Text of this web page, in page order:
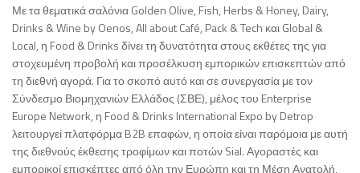
Με τα θεματικά σαλόνια Golden Olive, Fish, Herbs & Honey, Dairy,
Drinks & Wine by Oenos, All about Café, Pack & Tech και Global &
Local, η Food & Drinks δίνει τη δυνατότητα στους εκθέτες της για
στοχευμένη προβολή και προσέλκυση εμπορικών επισκεπτών από
τη διεθνή αγορά. Για το σκοπό αυτό και σε συνεργασία με τον
Σύνδεσμο Βιομηχανιών Ελλάδος (ΣΒΕ), μέλος του Enterprise
Europe Network, η Food & Drinks International Expo by Detrop
λειτουργεί πλατφόρμα B2B επαφών, η οποία είναι παρόμοια με αυτή
της διεθνούς έκθεσης τροφίμων και ποτών Sial. Αγοραστές και
εμπορικοί επισκέπτες από όλη την Ευρώπη και τη Μέση Ανατολή,